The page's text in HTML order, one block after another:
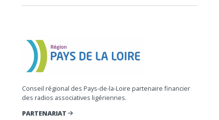
Conseil régional des Pays-de-la-Loire partenaire financier
des radios associatives ligériennes.
PARTENARIAT